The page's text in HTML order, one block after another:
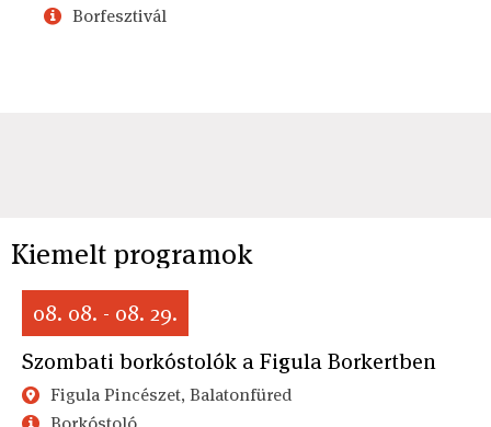
Borfesztivál
Kiemelt programok
08. 08. - 08. 29.
Szombati borkóstolók a Figula Borkertben
Figula Pincészet, Balatonfüred